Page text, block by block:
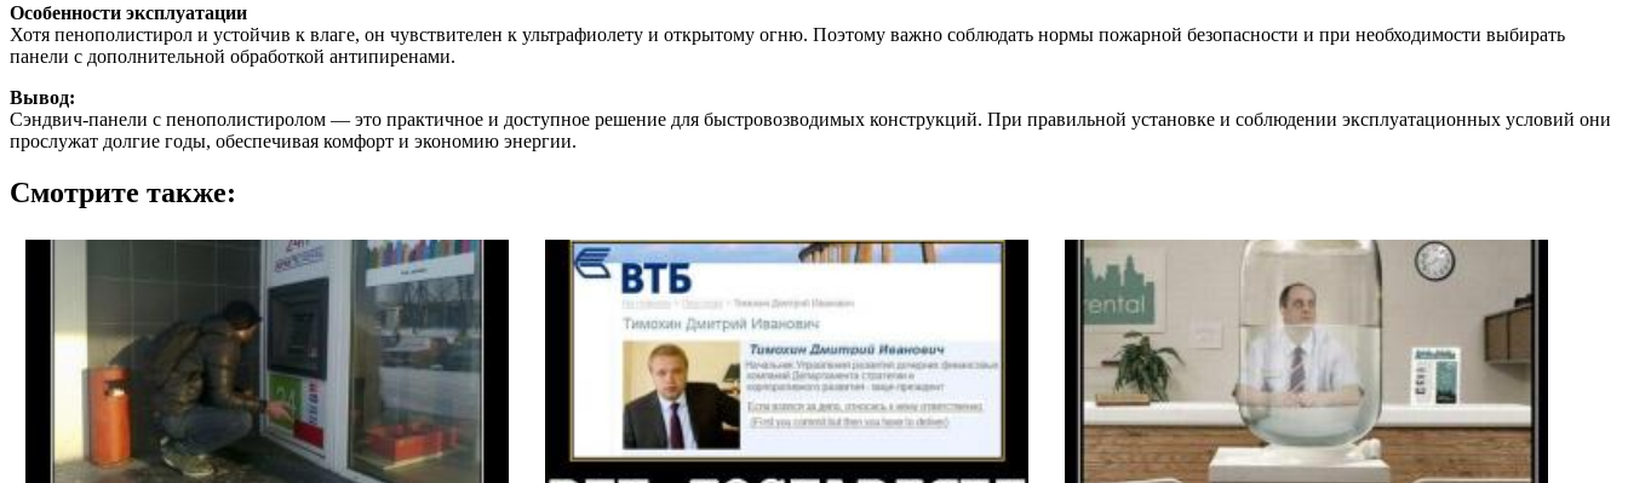
Особенности эксплуатации
Хотя пенополистирол и устойчив к влаге, он чувствителен к ультрафиолету и открытому огню. Поэтому важно соблюдать нормы пожарной безопасности и при необходимости выбирать
панели с дополнительной обработкой антипиренами.
Вывод:
Сэндвич-панели с пенополистиролом — это практичное и доступное решение для быстровозводимых конструкций. При правильной установке и соблюдении эксплуатационных условий они
прослужат долгие годы, обеспечивая комфорт и экономию энергии.
Смотрите также: